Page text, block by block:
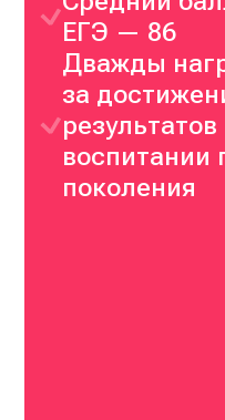
ЕГЭ — 86
Дважды
за
воспитании
поколения